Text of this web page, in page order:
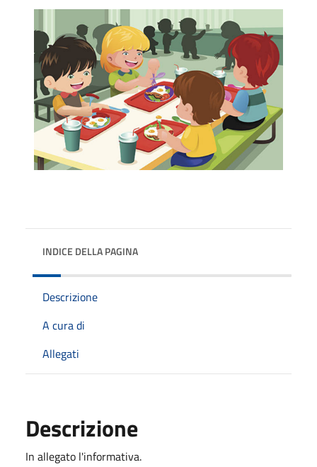
INDICE DELLA PAGINA
Descrizione
A cura di
Allegati
Descrizione
In allegato l'informativa.